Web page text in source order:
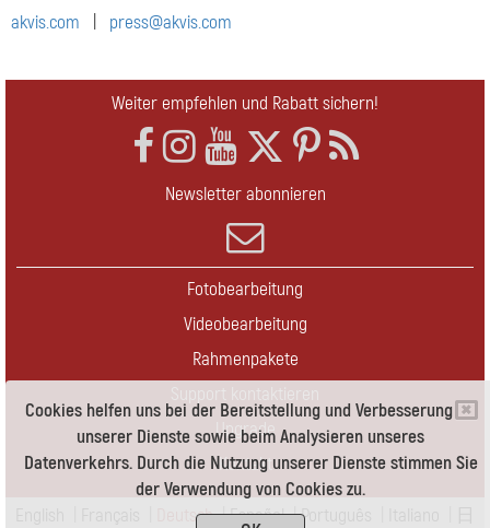
Cookies helfen uns bei der Bereitstellung und Verbesserung
unserer Dienste sowie beim Analysieren unseres
Datenverkehrs. Durch die Nutzung unserer Dienste stimmen Sie
der Verwendung von Cookies zu.
akvis.com
press@akvis.com
Weiter empfehlen und Rabatt sichern!
Newsletter abonnieren
Fotobearbeitung
Videobearbeitung
Rahmenpakete
Upgrade
Kontakt
Deutsch|Español|Português